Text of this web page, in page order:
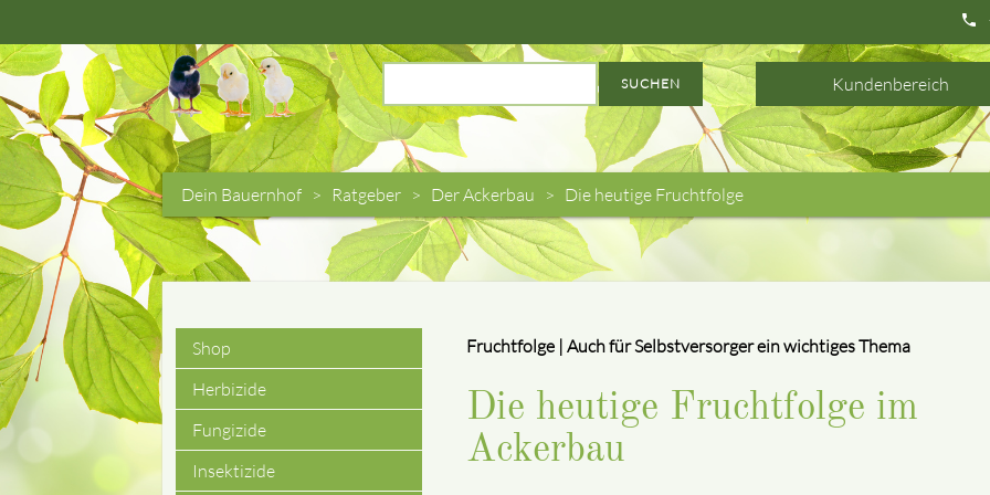
phone
SUCHEN Kundenbereich
Dein Bauernhof Ratgeber Der Ackerbau Die heutige Fruchtfolge
Fruchtfolge | Auch für Selbstversorger ein wichtiges Thema
Die heutige Fruchtfolge im
Ackerbau
Navigation
überspringen
Shop
Herbizide
Fungizide
Insektizide